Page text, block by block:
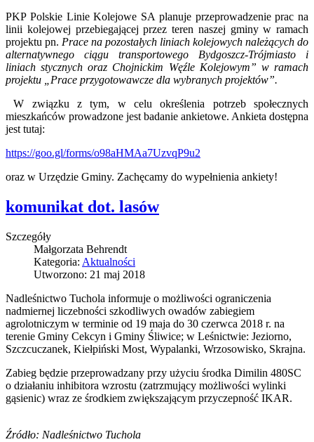
PKP Polskie Linie Kolejowe SA planuje przeprowadzenie prac na
linii kolejowej przebiegającej przez teren naszej gminy w ramach
projektu pn. Prace na pozostałych liniach kolejowych należących do
alternatywnego ciągu transportowego Bydgoszcz-Trójmiasto i
liniach stycznych oraz Chojnickim Węźle Kolejowym” w ramach
projektu „Prace przygotowawcze dla wybranych projektów”.
W związku z tym, w celu określenia potrzeb społecznych
mieszkańców prowadzone jest badanie ankietowe. Ankieta dostępna
jest tutaj:
https://goo.gl/forms/o98aHMAa7UzvqP9u2
oraz w Urzędzie Gminy. Zachęcamy do wypełnienia ankiety!
komunikat dot. lasów
Szczegóły
Małgorzata Behrendt
Kategoria: Aktualności
Utworzono: 21 maj 2018
Nadleśnictwo Tuchola informuje o możliwości ograniczenia
nadmiernej liczebności szkodliwych owadów zabiegiem
agrolotniczym w terminie od 19 maja do 30 czerwca 2018 r. na
terenie Gminy Cekcyn i Gminy Śliwice; w Leśnictwie: Jeziorno,
Szczcuczanek, Kiełpiński Most, Wypalanki, Wrzosowisko, Skrajna.
Zabieg będzie przeprowadzany przy użyciu środka Dimilin 480SC
o działaniu inhibitora wzrostu (zatrzmujący możliwości wylinki
gąsienic) wraz ze środkiem zwiększającym przyczepność IKAR.
Źródło: Nadleśnictwo Tuchola